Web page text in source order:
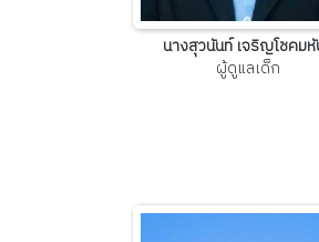
นางสุวนันท์ เจริญโชคม
ผู้ดูแลเด็ก